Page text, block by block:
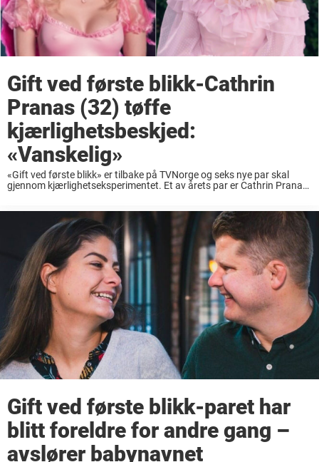
Gift ved første blikk-Cathrin
Pranas (32) tøffe
kjærlighetsbeskjed:
«Vanskelig»
«Gift ved første blikk» er tilbake på TVNorge og seks nye par skal
gjennom kjærlighetseksperimentet. Et av årets par er Cathrin Prana
Gift ved første blikk-paret har
blitt foreldre for andre gang –
avslører babynavnet